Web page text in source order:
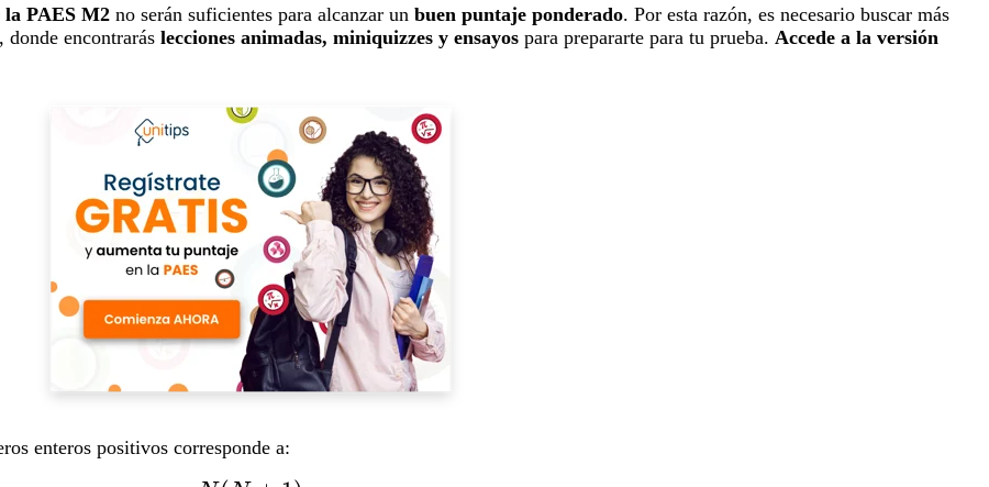
la PAES M2 no serán suficientes para alcanzar un buen puntaje ponderado. Por esta razón, es necesario buscar más
, donde encontrarás lecciones animadas, miniquizzes y ensayos para prepararte para tu prueba. Accede a la versión
enteros positivos corresponde a: